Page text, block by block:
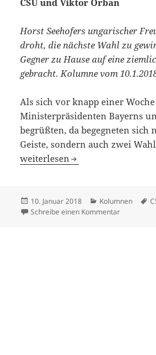
CSU und Viktor Orban
Horst Seehofers ungarischer
droht, die nächste Wahl zu
Gegner zu Hause auf eine
gebracht. Kolumne vom
Als sich vor knapp einer
Ministerpräsidenten Bayerns
begrüßten, da begegneten
Geiste, sondern auch zwei
Einzigartige Waffenbrüder
weiterlesen
Veröffentlicht
am
10. Januar 2018 Kategorien
Kolumnen
Schreibe einen Kommentarzu